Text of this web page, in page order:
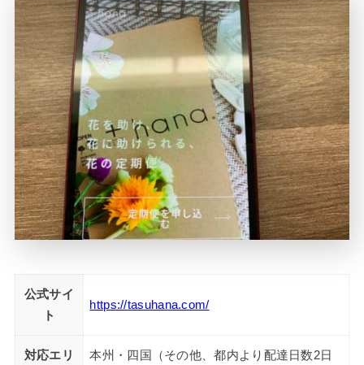
公式サイ
ト
https://tasuhana.com/
対応エリ
本州・四国（その他、都内より配達日数2日